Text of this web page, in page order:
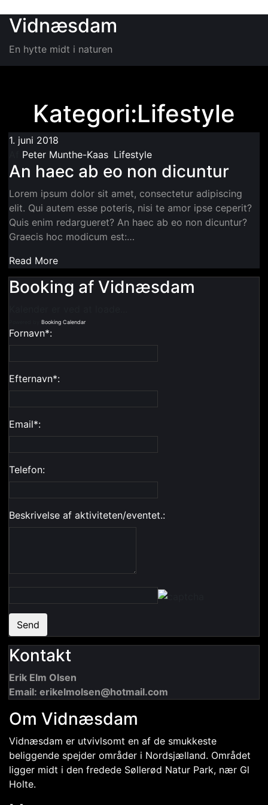
Vidnæsdam
En hytte midt i naturen
Kategori:Lifestyle
1. juni 2018
Peter Munthe-Kaas Lifestyle
An haec ab eo non dicuntur
Lorem ipsum dolor sit amet, consectetur adipiscing
elit. Qui autem esse poteris, nisi te amor ipse ceperit?
Quis enim redargueret? An haec ab eo non dicuntur?
Graecis hoc modicum est:…
Read More
Booking af Vidnæsdam
Booking Calendar
Fornavn*:
Efternavn*:
Email*:
Telefon:
Beskrivelse af aktiviteten/eventet.:
Send
Kontakt
Erik Elm Olsen
Email: erikelmolsen@hotmail.com
Om Vidnæsdam
Vidnæsdam er utvivlsomt en af de smukkeste
beliggende spejder områder i Nordsjælland. Området
ligger midt i den fredede Søllerød Natur Park, nær Gl
Holte.